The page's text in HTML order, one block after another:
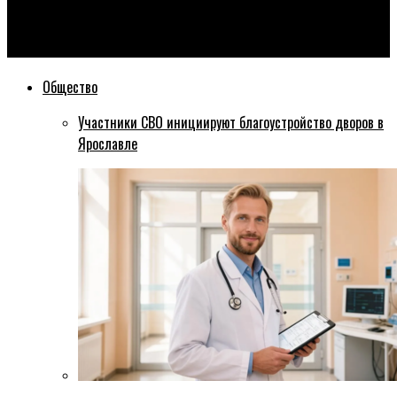
Общество
Участники СВО инициируют благоустройство дворов в
Ярославле